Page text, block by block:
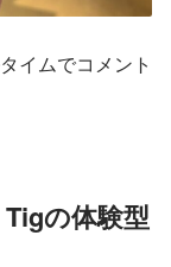
イムでコメント
の体験型